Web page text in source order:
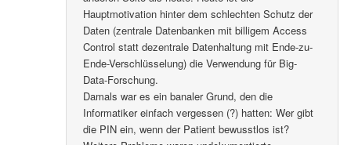
Hauptmotivation hinter dem schlechten Schutz der
Daten (zentrale Datenbanken mit billigem Access
Control statt dezentrale Datenhaltung mit Ende-zu-
Ende-Verschlüsselung) die Verwendung für Big-
Data-Forschung.
Damals war es ein banaler Grund, den die
Informatiker einfach vergessen (?) hatten: Wer gibt
die PIN ein, wenn der Patient bewusstlos ist?